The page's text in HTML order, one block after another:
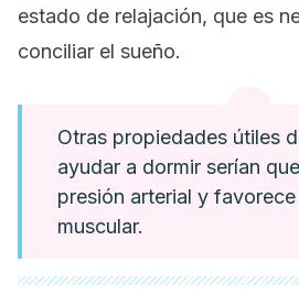
estado de relajación, que es
conciliar el sueño.
Otras propiedades útiles
ayudar a dormir serían
presión arterial y
muscular.